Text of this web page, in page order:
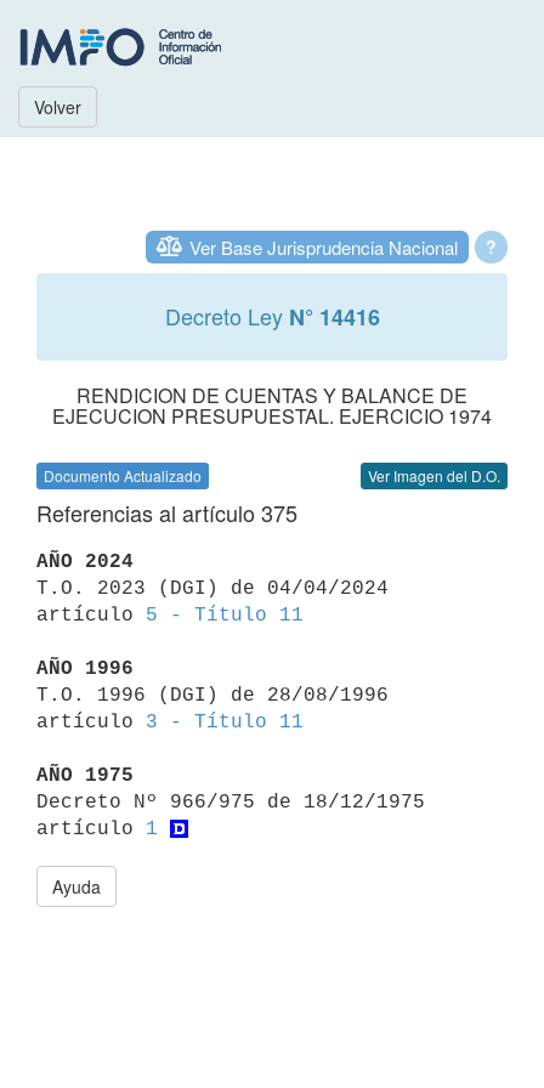
Volver
?
Ver Base Jurisprudencia Nacional
Decreto Ley N° 14416
RENDICION DE CUENTAS Y BALANCE DE
EJECUCION PRESUPUESTAL. EJERCICIO 1974
Documento Actualizado Ver Imagen del D.O.
Referencias al artículo 375
AÑO 2024
T.O. 2023 (DGI) de 04/04/2024
artículo 5 - Título 11
AÑO 1996
T.O. 1996 (DGI) de 28/08/1996
artículo 3 - Título 11
AÑO 1975
Decreto Nº 966/975 de 18/12/1975
artículo 1
Ayuda